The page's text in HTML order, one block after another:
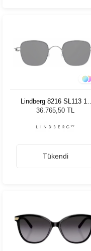
Lindberg 8216 SL113 10
145W 46 Unisex Güneş
36.765,50 TL
Tükendi